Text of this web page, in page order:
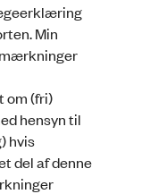
Min
om (fri)
hensyn til
hvis
del af denne